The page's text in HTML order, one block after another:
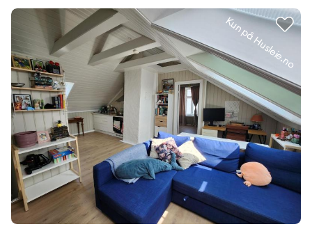
Kun på Husleie.no